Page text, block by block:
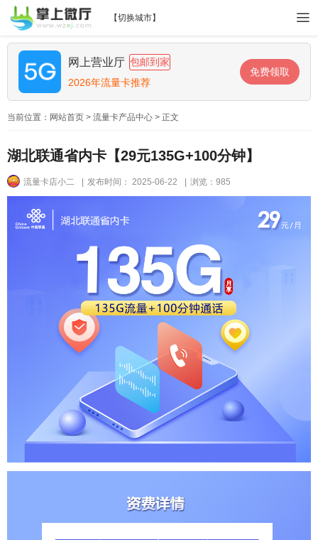
【切换城市】
网上营业厅 包邮到家
2026年流量卡推荐
免费领取
当前位置： 网站首页 > 流量卡产品中心 > 正文
湖北联通省内卡【29元135G+100分钟】
流量卡店小二 发布时间： 2025-06-22 浏览：985